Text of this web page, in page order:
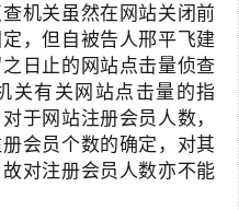
机关虽然在网站关闭前
，但自被告人邢平飞建
日止的网站点击量侦查
关有关网站点击量的指
于网站注册会员人数，
会员个数的确定，对其
对注册会员人数亦不能